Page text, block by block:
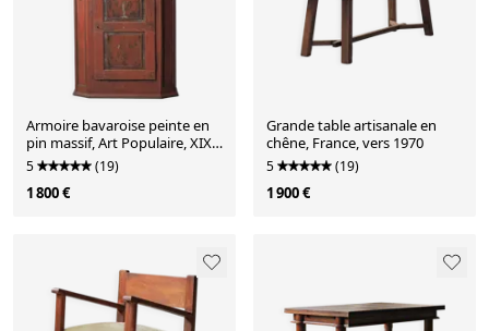
Armoire bavaroise peinte en
pin massif, Art Populaire, XIXᵉ
siècle
5 (19)
1 800 €
Grande table artisanale en
chêne, France, vers 1970
5 (19)
1 900 €